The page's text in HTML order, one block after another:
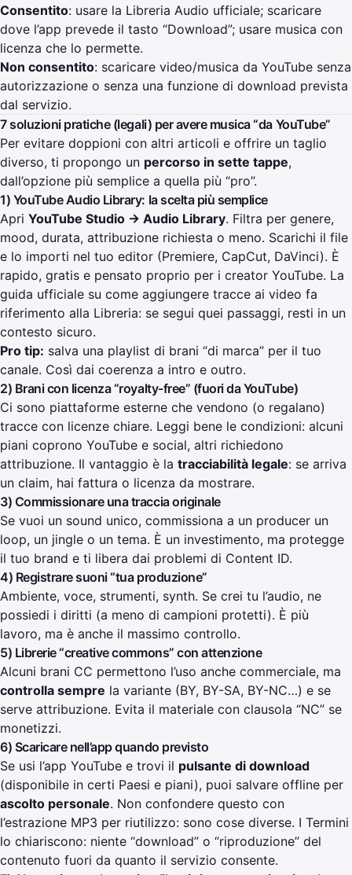
Consentito: usare la Libreria Audio ufficiale; scaricare
dove l’app prevede il tasto “Download”; usare musica con
licenza che lo permette.
Non consentito: scaricare video/musica da YouTube senza
autorizzazione o senza una funzione di download prevista
dal servizio.
7 soluzioni pratiche (legali) per avere musica “da YouTube”
Per evitare doppioni con altri articoli e offrire un taglio
diverso, ti propongo un percorso in sette tappe,
dall’opzione più semplice a quella più “pro”.
1) YouTube Audio Library: la scelta più semplice
Apri YouTube Studio → Audio Library. Filtra per genere,
mood, durata, attribuzione richiesta o meno. Scarichi il file
e lo importi nel tuo editor (Premiere, CapCut, DaVinci). È
rapido, gratis e pensato proprio per i creator YouTube. La
guida ufficiale su come aggiungere tracce ai video fa
riferimento alla Libreria: se segui quei passaggi, resti in un
contesto sicuro.
Pro tip: salva una playlist di brani “di marca” per il tuo
canale. Così dai coerenza a intro e outro.
2) Brani con licenza “royalty-free” (fuori da YouTube)
Ci sono piattaforme esterne che vendono (o regalano)
tracce con licenze chiare. Leggi bene le condizioni: alcuni
piani coprono YouTube e social, altri richiedono
attribuzione. Il vantaggio è la tracciabilità legale: se arriva
un claim, hai fattura o licenza da mostrare.
3) Commissionare una traccia originale
Se vuoi un sound unico, commissiona a un producer un
loop, un jingle o un tema. È un investimento, ma protegge
il tuo brand e ti libera dai problemi di Content ID.
4) Registrare suoni “tua produzione”
Ambiente, voce, strumenti, synth. Se crei tu l’audio, ne
possiedi i diritti (a meno di campioni protetti). È più
lavoro, ma è anche il massimo controllo.
5) Librerie “creative commons” con attenzione
Alcuni brani CC permettono l’uso anche commerciale, ma
controlla sempre la variante (BY, BY-SA, BY-NC…) e se
serve attribuzione. Evita il materiale con clausola “NC” se
monetizzi.
6) Scaricare nell’app quando previsto
Se usi l’app YouTube e trovi il pulsante di download
(disponibile in certi Paesi e piani), puoi salvare offline per
ascolto personale. Non confondere questo con
l’estrazione MP3 per riutilizzo: sono cose diverse. I Termini
lo chiariscono: niente “download” o “riproduzione” del
contenuto fuori da quanto il servizio consente.